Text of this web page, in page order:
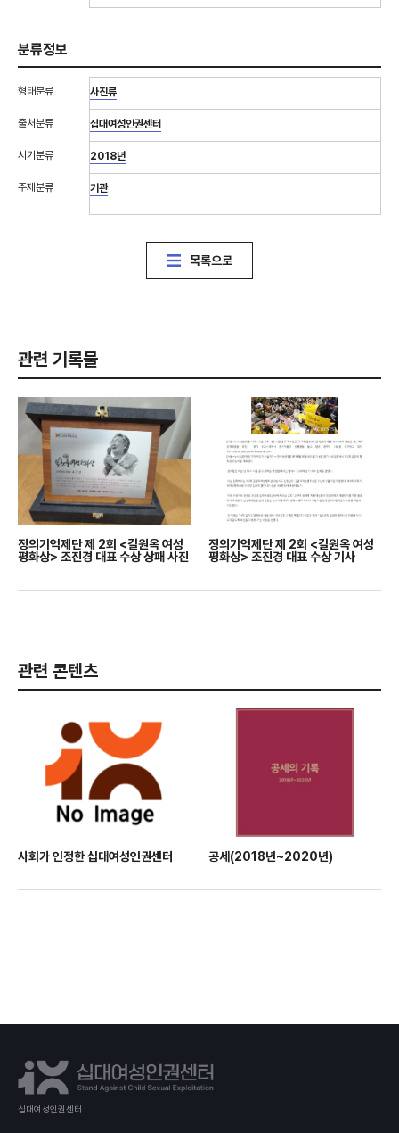
분류정보
형태분류 사진류
출처분류 십대여성인권센터
시기분류 2018년
주제분류 기관
목록으로
관련 기록물
정의기억제단 제 2회 <길원옥 여성
평화상> 조진경 대표 수상 상패 사진
정의기억제단 제 2회 <길원옥 여성
평화상> 조진경 대표 수상 기사
관련 콘텐츠
사회가 인정한 십대여성인권센터 공세(2018년~2020년)
십대여성인권센터